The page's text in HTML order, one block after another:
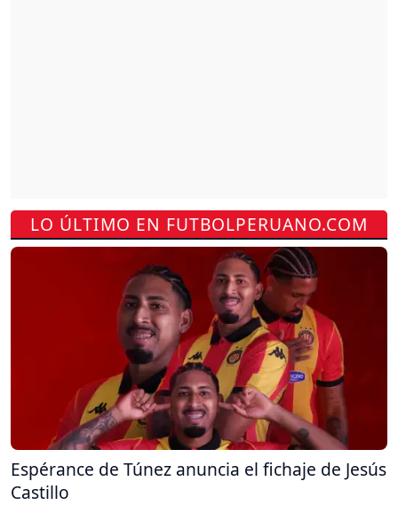
LO ÚLTIMO EN FUTBOLPERUANO.COM
Espérance de Túnez anuncia el fichaje de Jesús
Castillo